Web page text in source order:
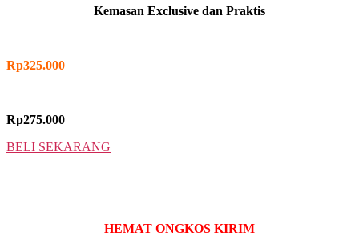
Kemasan Exclusive dan Praktis
Rp325.000
Rp275.000
BELI SEKARANG
HEMAT ONGKOS KIRIM